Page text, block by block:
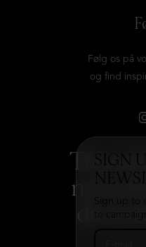
SIGN
Følg os på
og find
Tilmeld